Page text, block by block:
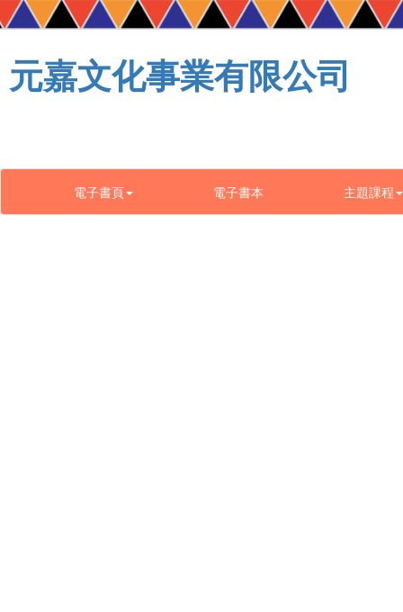
元嘉文化事業有限公司
電子書頁 電子書本 主題課程